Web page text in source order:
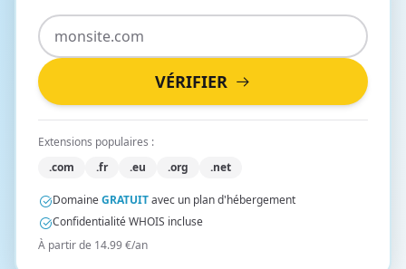
VÉRIFIER
Extensions populaires :
.com
.fr .eu .org .net
DomaineGRATUITavec un plan d'hébergement
Confidentialité WHOIS incluse
À partir de 14.99 €/an